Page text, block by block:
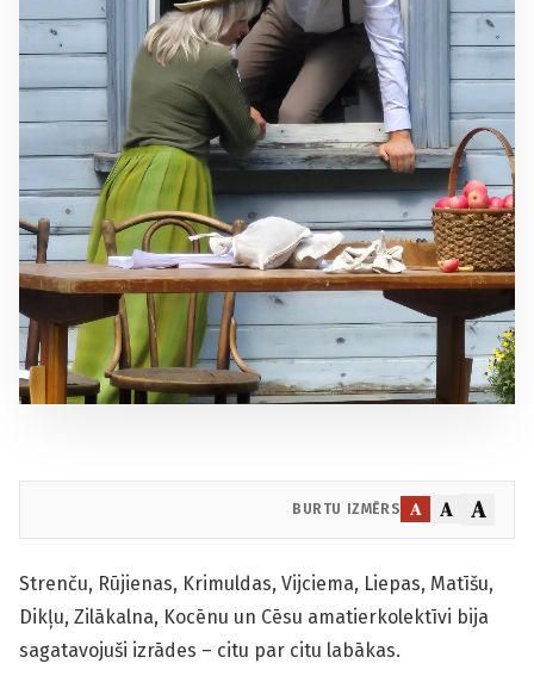
BURTU IZMĒRS A A A
Strenču, Rūjienas, Krimuldas, Vijciema, Liepas, Matīšu,
Dikļu, Zilākalna, Kocēnu un Cēsu amatierkolektīvi bija
sagatavojuši izrādes – citu par citu labākas.